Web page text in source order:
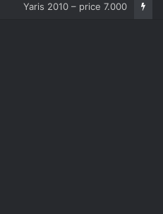
Corolla 2007 – price 5.000